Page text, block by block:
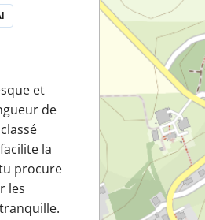
et
de
la
procure
les